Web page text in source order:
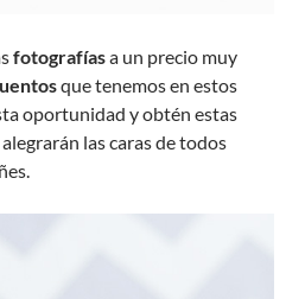
fotografíasa un precio muy
que tenemos en estos
oportunidad y obtén estas
las caras de todos